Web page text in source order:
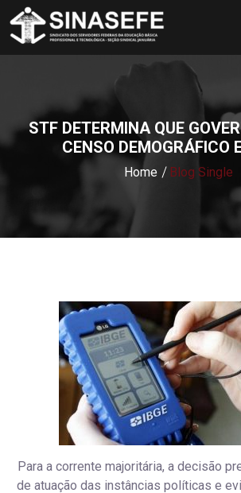
STF DETERMINA QUE
CENSO DEMOGRÁFICO
Home Blog Single
Para a corrente majoritária, a decisão
de atuação das instâncias políticas e